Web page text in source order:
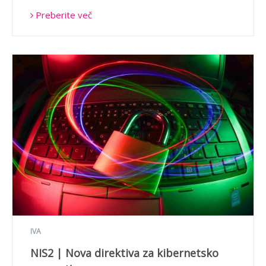
Preberite več
IVA
NIS2 | Nova direktiva za kibernetsko